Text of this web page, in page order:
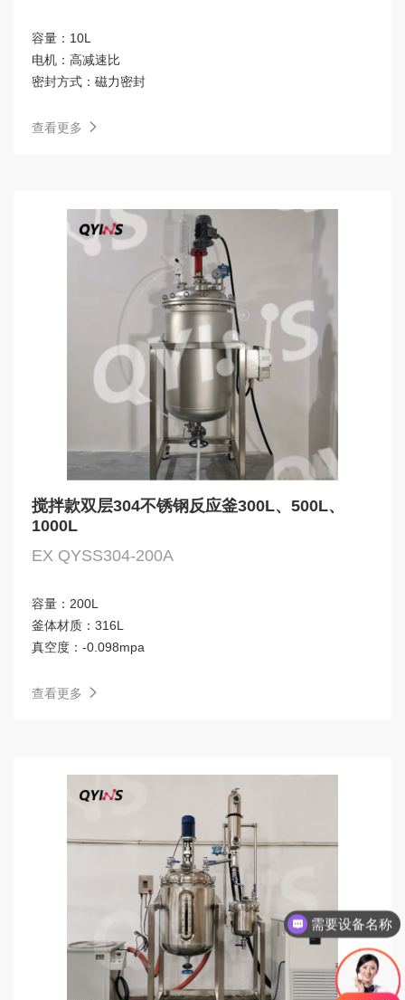
容量： 10L
电机： 高减速比
密封方式： 磁力密封
查看更多
搅拌款双层304不锈钢反应釜300L、500L、
1000L
EX QYSS304-200A
容量： 200L
釜体材质： 316L
真空度： -0.098mpa
查看更多
旋蒸，反应釜，分子蒸馏，精馏塔